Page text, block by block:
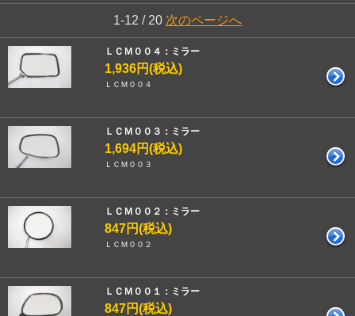
1-12 / 20 次のページへ
ＬＣＭ００４：ミラー
1,936円(税込)
ＬＣＭ００４
ＬＣＭ００３：ミラー
1,694円(税込)
ＬＣＭ００３
ＬＣＭ００２：ミラー
847円(税込)
ＬＣＭ００２
ＬＣＭ００１：ミラー
847円(税込)